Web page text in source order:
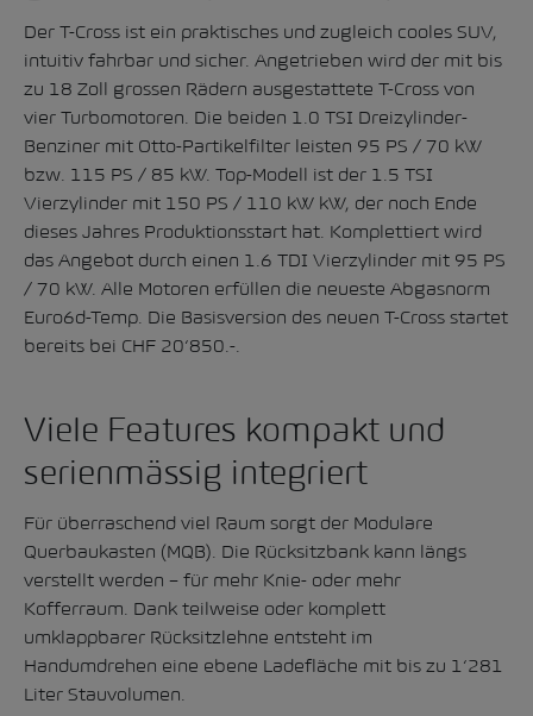
Der T-Cross ist ein praktisches und zugleich cooles SUV,
intuitiv fahrbar und sicher. Angetrieben wird der mit bis
zu 18 Zoll grossen Rädern ausgestattete T-Cross von
vier Turbomotoren. Die beiden 1.0 TSI Dreizylinder-
Benziner mit Otto-Partikelfilter leisten 95 PS / 70 kW
bzw. 115 PS / 85 kW. Top-Modell ist der 1.5 TSI
Vierzylinder mit 150 PS / 110 kW kW, der noch Ende
dieses Jahres Produktionsstart hat. Komplettiert wird
das Angebot durch einen 1.6 TDI Vierzylinder mit 95 PS
/ 70 kW. Alle Motoren erfüllen die neueste Abgasnorm
Euro6d-Temp. Die Basisversion des neuen T-Cross startet
bereits bei CHF 20‘850.-.
Viele Features kompakt und
serienmässig integriert
Für überraschend viel Raum sorgt der Modulare
Querbaukasten (MQB). Die Rücksitzbank kann längs
verstellt werden – für mehr Knie- oder mehr
Kofferraum. Dank teilweise oder komplett
umklappbarer Rücksitzlehne entsteht im
Handumdrehen eine ebene Ladefläche mit bis zu 1‘281
Liter Stauvolumen.